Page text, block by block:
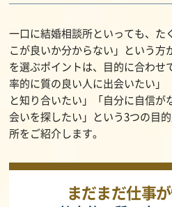
一口に結婚相談所といっても、た
こが良いか分からない」という方
を選ぶポイントは、目的に合わせ
率的に質の良い人に出会いたい」
と知り合いたい」「自分に自信が
会いを探したい」という3つの目
所をご紹介します。
まだまだ仕事